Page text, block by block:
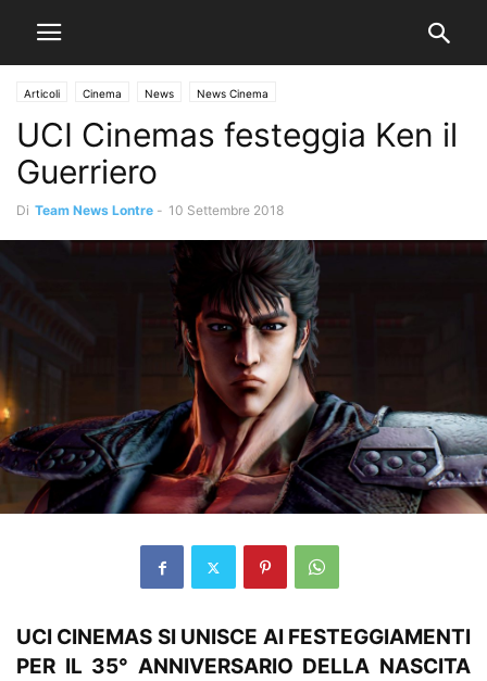
Articoli Cinema News News Cinema
UCI Cinemas festeggia Ken il
Guerriero
Di Team News Lontre - 10 Settembre 2018
UCI CINEMAS SI UNISCE AI FESTEGGIAMENTI
PER IL 35° ANNIVERSARIO DELLA NASCITA